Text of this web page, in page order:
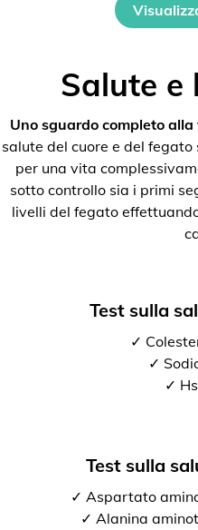
Salute e
Uno sguardo completo
salute del cuore e del
per una vita
sotto controllo sia i primi
livelli del fegato
Test sulla
✓
✓
✓
Test sulla
✓ Aspartato
✓ Alanina